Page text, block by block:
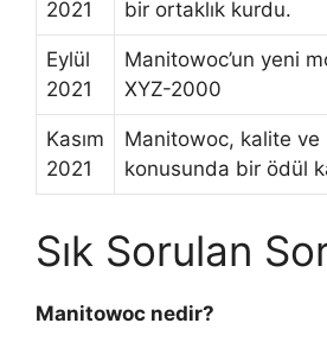
2021 bir ortaklık kurdu.
Eylül
2021
Manitowoc’un yeni
XYZ-2000
Kasım
2021
Manitowoc, kalite ve
konusunda bir ödül
Sık Sorulan
Manitowoc nedir?